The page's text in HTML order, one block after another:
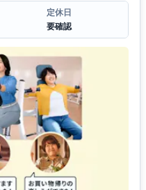
定休日
要確認